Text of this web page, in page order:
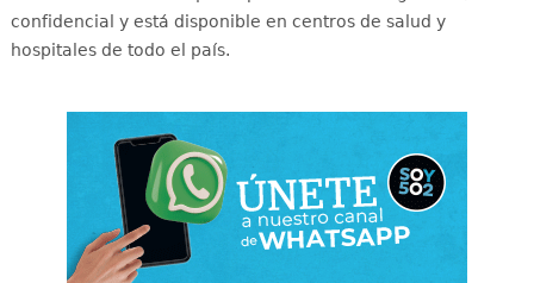
confidencial y está disponible en centros de salud y
hospitales de todo el país.